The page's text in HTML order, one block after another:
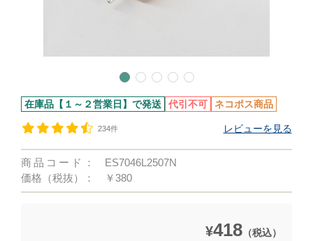
在庫品【１～２営業日】で発送 代引不可 ネコポス商品
234件 レビューを見る
商品コード：
ES7046L2507N
価格（税抜）：
￥380
¥418（税込）